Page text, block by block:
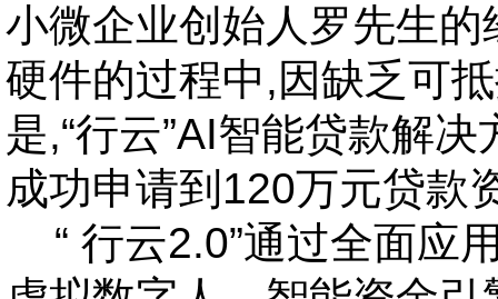
小微企业创始人罗先生
硬件的过程中,因缺乏可
是,“行云”AI智能贷款解
成功申请到120万元贷款
“ 行云2.0”通过全面应